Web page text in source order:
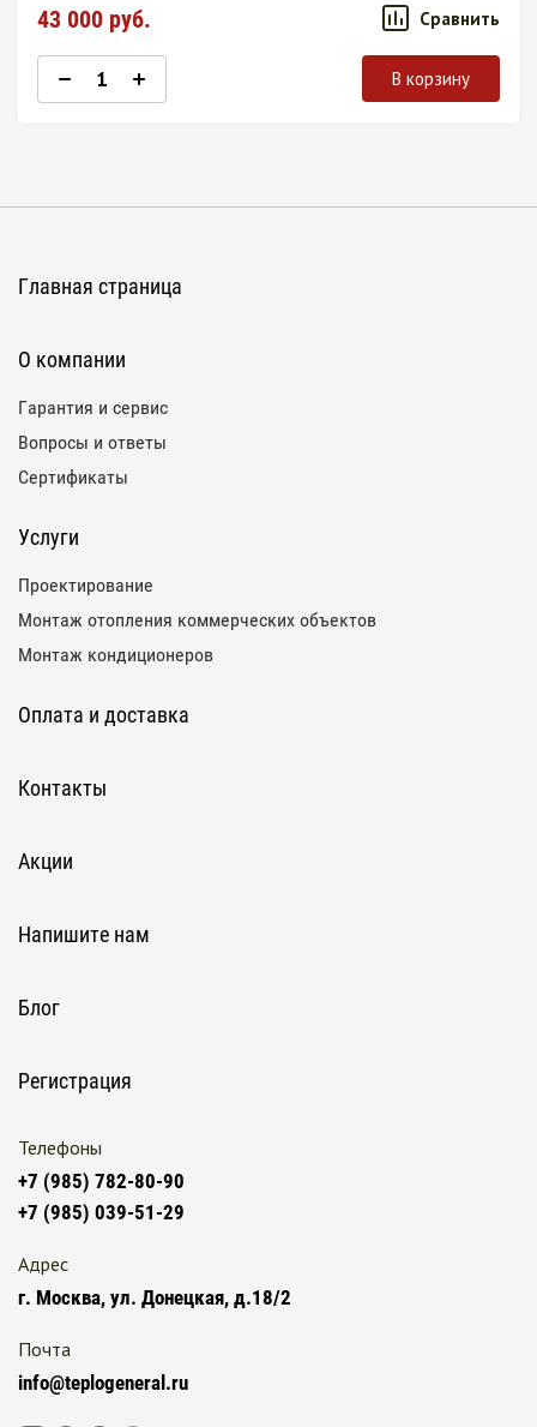
43 000 руб. Сравнить
В корзину
Телефоны
+7 (985) 782-80-90
+7 (985) 039-51-29
Адрес
г. Москва, ул. Донецкая, д.18/2
Почта
info@teplogeneral.ru
Главная страница
О компании
Гарантия и сервис
Вопросы и ответы
Сертификаты
Услуги
Проектирование
Монтаж отопления коммерческих объектов
Монтаж кондиционеров
Оплата и доставка
Контакты
Акции
Напишите нам
Блог
Регистрация